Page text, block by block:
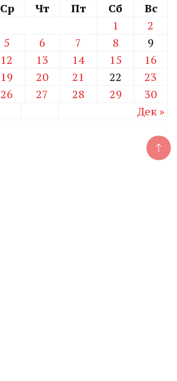
Ср Чт Пт Сб
Вс
1
2
5 6 7 8
9
12 13 14 15
16
19 20 21 22
23
26 27 28 29
30
Дек »